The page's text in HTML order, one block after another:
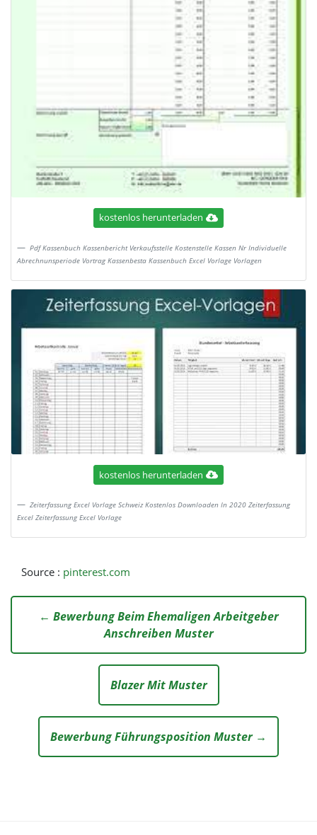
kostenlos herunterladen
Pdf Kassenbuch Kassenbericht Verkaufsstelle Kostenstelle Kassen Nr Individuelle
Abrechnunsperiode Vortrag Kassenbesta Kassenbuch Excel Vorlage Vorlagen
kostenlos herunterladen
Zeiterfassung Excel Vorlage Schweiz Kostenlos Downloaden In 2020 Zeiterfassung
Excel Zeiterfassung Excel Vorlage
Source : pinterest.com
← Bewerbung Beim Ehemaligen Arbeitgeber
Anschreiben Muster
Blazer Mit Muster
Bewerbung Führungsposition Muster →